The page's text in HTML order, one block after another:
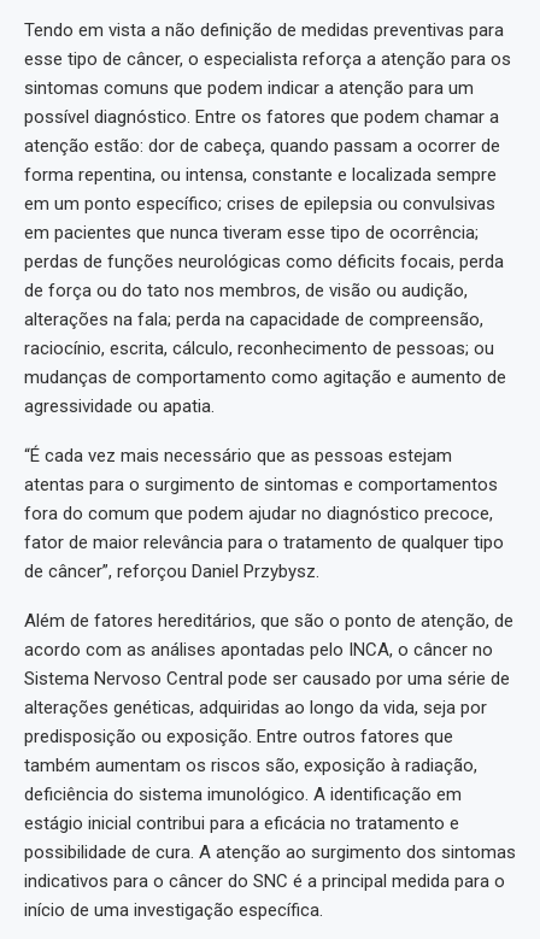
Tendo em vista a não definição de medidas preventivas para
esse tipo de câncer, o especialista reforça a atenção para os
sintomas comuns que podem indicar a atenção para um
possível diagnóstico. Entre os fatores que podem chamar a
atenção estão: dor de cabeça, quando passam a ocorrer de
forma repentina, ou intensa, constante e localizada sempre
em um ponto específico; crises de epilepsia ou convulsivas
em pacientes que nunca tiveram esse tipo de ocorrência;
perdas de funções neurológicas como déficits focais, perda
de força ou do tato nos membros, de visão ou audição,
alterações na fala; perda na capacidade de compreensão,
raciocínio, escrita, cálculo, reconhecimento de pessoas; ou
mudanças de comportamento como agitação e aumento de
agressividade ou apatia.
“É cada vez mais necessário que as pessoas estejam
atentas para o surgimento de sintomas e comportamentos
fora do comum que podem ajudar no diagnóstico precoce,
fator de maior relevância para o tratamento de qualquer tipo
de câncer”, reforçou Daniel Przybysz.
Além de fatores hereditários, que são o ponto de atenção, de
acordo com as análises apontadas pelo INCA, o câncer no
Sistema Nervoso Central pode ser causado por uma série de
alterações genéticas, adquiridas ao longo da vida, seja por
predisposição ou exposição. Entre outros fatores que
também aumentam os riscos são, exposição à radiação,
deficiência do sistema imunológico. A identificação em
estágio inicial contribui para a eficácia no tratamento e
possibilidade de cura. A atenção ao surgimento dos sintomas
indicativos para o câncer do SNC é a principal medida para o
início de uma investigação específica.